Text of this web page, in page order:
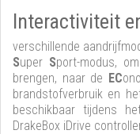
Interactiviteit
verschillende
Super Sport-modus,
brengen, naar de EC
brandstofverbruik en
beschikbaar tijdens
DrakeBox iDrive